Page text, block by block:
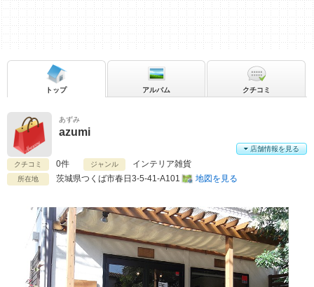
あずみ
azumi
クチコミ 0件 ジャンル インテリア雑貨
所在地 茨城県つくば市春日3-5-41-A101 地図を見る
店舗情報を見る
トップ アルバム クチコミ